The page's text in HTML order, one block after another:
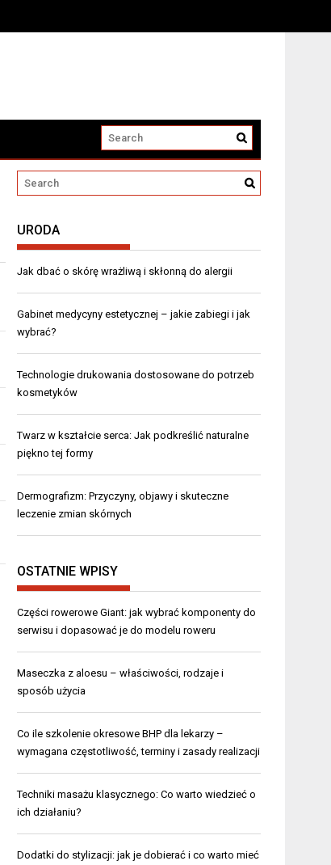
URODA
Jak dbać o skórę wrażliwą i skłonną do alergii
Gabinet medycyny estetycznej – jakie zabiegi i jak
wybrać?
Technologie drukowania dostosowane do potrzeb
kosmetyków
Twarz w kształcie serca: Jak podkreślić naturalne
piękno tej formy
Dermografizm: Przyczyny, objawy i skuteczne
leczenie zmian skórnych
OSTATNIE WPISY
Części rowerowe Giant: jak wybrać komponenty do
serwisu i dopasować je do modelu roweru
Maseczka z aloesu – właściwości, rodzaje i
sposób użycia
Co ile szkolenie okresowe BHP dla lekarzy –
wymagana częstotliwość, terminy i zasady realizacji
Techniki masażu klasycznego: Co warto wiedzieć o
ich działaniu?
Dodatki do stylizacji: jak je dobierać i co warto mieć